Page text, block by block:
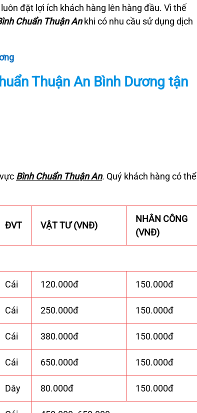
đặt lợi ích khách hàng lên hàng đầu. Vì thế
Chuẩn Thuận Ankhi có nhu cầu sử dụng dịch
Thuận An Bình Dương tận
Bình Chuẩn Thuận An. Quý khách hàng có thể
ĐVT VẬT TƯ (VNĐ)
NHÂN CÔNG
(VNĐ)
Cái 120.000đ 150.000đ
Cái 250.000đ 150.000đ
Cái 380.000đ 150.000đ
Cái 650.000đ 150.000đ
Dây 80.000đ 150.000đ